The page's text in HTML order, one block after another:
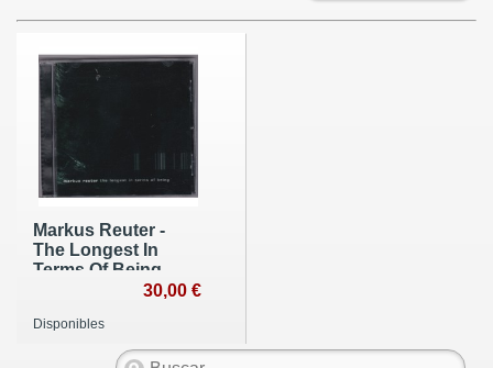
Markus Reuter -
The Longest In
Terms Of Being
30,00 €
Disponibles